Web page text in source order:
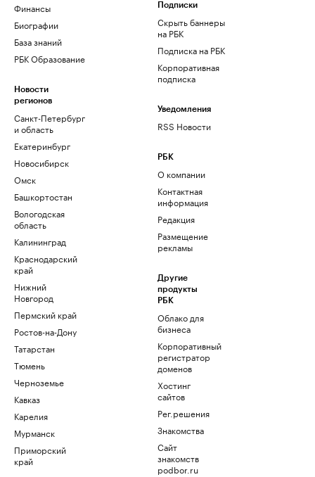
Финансы
Биографии
База знаний
РБК Образование
Новости
регионов
Санкт-Петербург
и область
Екатеринбург
Новосибирск
Омск
Башкортостан
Вологодская
область
Калининград
Краснодарский
край
Нижний
Новгород
Пермский край
Ростов-на-Дону
Татарстан
Тюмень
Черноземье
Кавказ
Карелия
Мурманск
Приморский
край
Подписки
Скрыть баннеры
на РБК
Подписка на РБК
Корпоративная
подписка
Уведомления
RSS Новости
РБК
О компании
Контактная
информация
Редакция
Размещение
рекламы
Другие
продукты
РБК
Облако для
бизнеса
Корпоративный
регистратор
доменов
Хостинг
сайтов
Рег.решения
Знакомства
Сайт
знакомств
podbor.ru